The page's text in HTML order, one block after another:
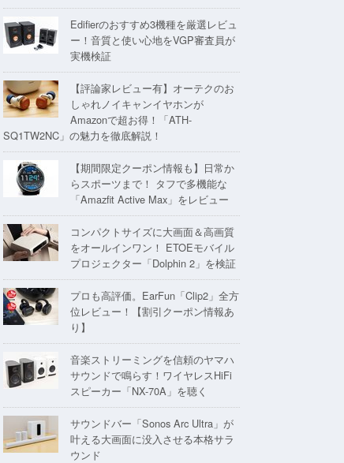
Edifierのおすすめ3機種を厳選レビュ
ー！音質と使い心地をVGP審査員が
実機検証
【評論家レビュー有】オーテクのお
しゃれノイキャンイヤホンが
Amazonで超お得！「ATH-
SQ1TW2NC」の魅力を徹底解説！
【期間限定クーポン情報も】日常か
らスポーツまで！ タフで多機能な
「Amazfit Active Max」をレビュー
コンパクトサイズに大画面＆高画質
をオールインワン！ ETOEモバイル
プロジェクター「Dolphin 2」を検証
プロも高評価。EarFun「Clip2」全方
位レビュー！【割引クーポン情報あ
り】
音楽ストリーミングを信頼のヤマハ
サウンドで鳴らす！ワイヤレスHiFi
スピーカー「NX-70A」を聴く
サウンドバー「Sonos Arc Ultra」が
叶える大画面に没入させる本格サラ
ウンド